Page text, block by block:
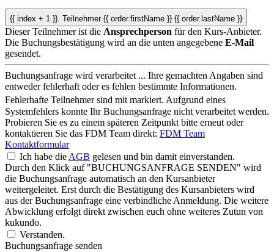
{{ index + 1 }}. Teilnehmer {{ order.firstName }} {{ order.lastName }}
Dieser Teilnehmer ist die Ansprechperson für den Kurs-Anbieter.
Die Buchungsbestätigung wird an die unten angegebene E-Mail
gesendet.
Buchungsanfrage wird verarbeitet ... Ihre gemachten Angaben sind
entweder fehlerhaft oder es fehlen bestimmte Informationen.
Fehlerhafte Teilnehmer sind mit markiert. Aufgrund eines
Systemfehlers konnte Ihr Buchungsanfrage nicht verarbeitet werden.
Probieren Sie es zu einem späteren Zeitpunkt bitte erneut oder
kontaktieren Sie das FDM Team direkt: FDM Team
Kontaktformular
Ich habe die AGB gelesen und bin damit einverstanden.
Durch den Klick auf "BUCHUNGSANFRAGE SENDEN" wird
die Buchungsanfrage automatisch an den Kursanbieter
weitergeleitet. Erst durch die Bestätigung des Kursanbieters wird
aus der Buchungsanfrage eine verbindliche Anmeldung. Die weitere
Abwicklung erfolgt direkt zwischen euch ohne weiteres Zutun von
kukundo.
Verstanden.
Buchungsanfrage senden